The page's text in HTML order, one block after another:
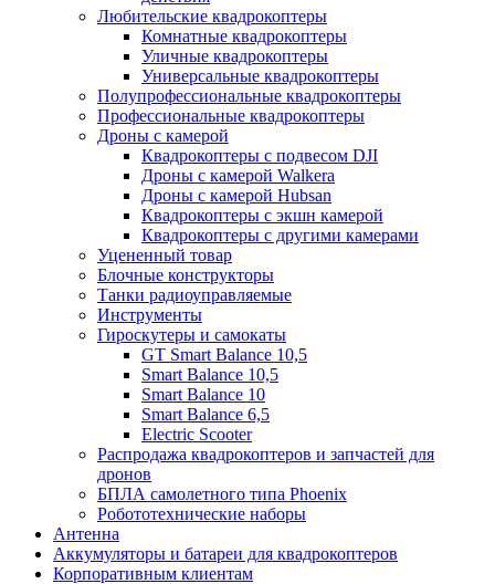
Любительские квадрокоптеры
Комнатные квадрокоптеры
Уличные квадрокоптеры
Универсальные квадрокоптеры
Полупрофессиональные квадрокоптеры
Профессиональные квадрокоптеры
Дроны с камерой
Квадрокоптеры с подвесом DJI
Дроны с камерой Walkera
Дроны с камерой Hubsan
Квадрокоптеры с экшн камерой
Квадрокоптеры с другими камерами
Уцененный товар
Блочные конструкторы
Танки радиоуправляемые
Инструменты
Гироскутеры и самокаты
GT Smart Balance 10,5
Smart Balance 10,5
Smart Balance 10
Smart Balance 6,5
Electric Scooter
Распродажа квадрокоптеров и запчастей для
дронов
БПЛА самолетного типа Phoenix
Робототехнические наборы
Антенна
Аккумуляторы и батареи для квадрокоптеров
Корпоративным клиентам